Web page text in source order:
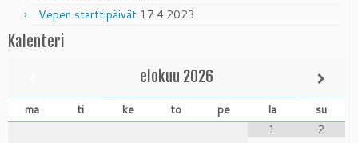
Vepen starttipäivät 17.4.2023
Kalenteri
elokuu 2026
ma ti ke to pe la
su
1
2